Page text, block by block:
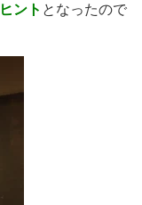
ヒント となったので